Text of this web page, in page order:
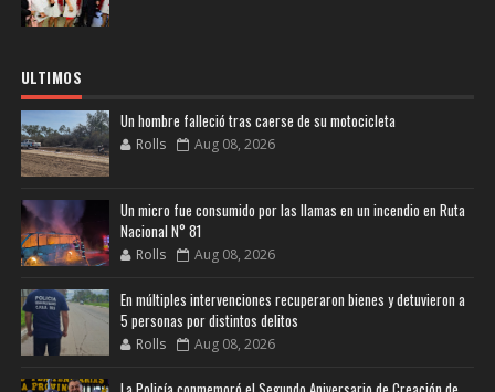
ULTIMOS
Un hombre falleció tras caerse de su motocicleta
Rolls Aug 08, 2026
Un micro fue consumido por las llamas en un incendio en Ruta
Nacional N° 81
Rolls Aug 08, 2026
En múltiples intervenciones recuperaron bienes y detuvieron a
5 personas por distintos delitos
Rolls Aug 08, 2026